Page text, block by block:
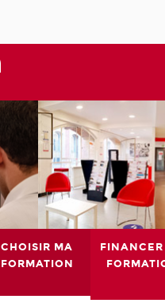
CHOISIR MA
FORMATION